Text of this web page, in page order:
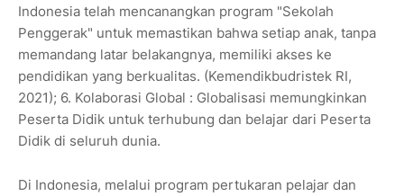
Indonesia telah mencanangkan program "Sekolah
Penggerak" untuk memastikan bahwa setiap anak, tanpa
memandang latar belakangnya, memiliki akses ke
pendidikan yang berkualitas. (Kemendikbudristek RI,
2021); 6. Kolaborasi Global : Globalisasi memungkinkan
Peserta Didik untuk terhubung dan belajar dari Peserta
Didik di seluruh dunia.
Di Indonesia, melalui program pertukaran pelajar dan